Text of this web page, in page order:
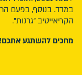
במדד. בנוסף, בפעם
הקריאייטיב "גרנות".
מחכים להשתגע אתכם!